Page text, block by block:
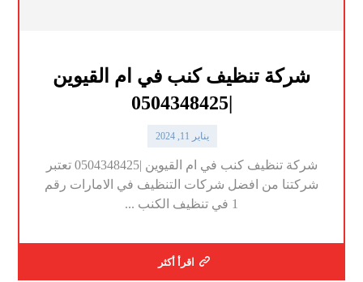
شركة تنظيف كنب في ام القيوين
|0504348425
يناير 11, 2024
شركة تنظيف كنب في ام القيوين |0504348425 تعتبر
شركتنا من افضل شركات التنظيف في الامارات رقم
1 في تنظيف الكنب ...
اقرأ أكثر